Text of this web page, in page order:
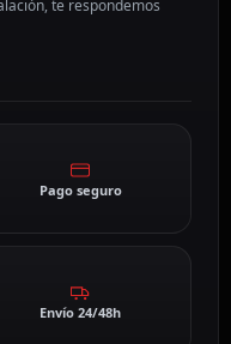
te respondemos
Pago seguro
Envío 24/48h